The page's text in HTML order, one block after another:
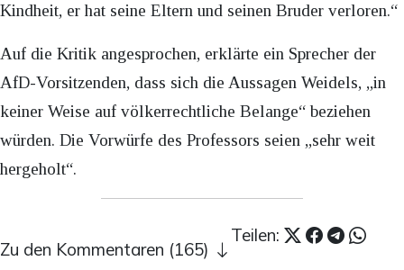
Kindheit, er hat seine Eltern und seinen Bruder verloren.“
Auf die Kritik angesprochen, erklärte ein Sprecher der
AfD-Vorsitzenden, dass sich die Aussagen Weidels, „in
keiner Weise auf völkerrechtliche Belange“ beziehen
würden. Die Vorwürfe des Professors seien „sehr weit
hergeholt“.
Teilen:
Zu den Kommentaren (165)